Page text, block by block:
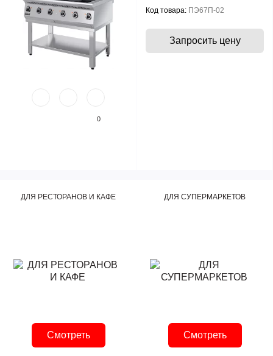
0
Код товара: ПЭ67П-02
Запросить цену
ДЛЯ РЕСТОРАНОВ И КАФЕ
Смотреть
ДЛЯ СУПЕРМАРКЕТОВ
Смотреть